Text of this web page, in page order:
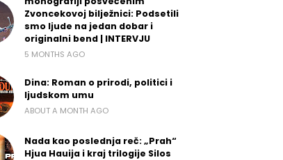
Zvoncekovoj bilježnici: Podsetili
smo ljude na jedan dobar i
originalni bend | INTERVJU
5 MONTHS AGO
Dina: Roman o prirodi, politici i
ljudskom umu
ABOUT A MONTH AGO
Nada kao poslednja reč: „Prah“
Hjua Hauija i kraj trilogije Silos